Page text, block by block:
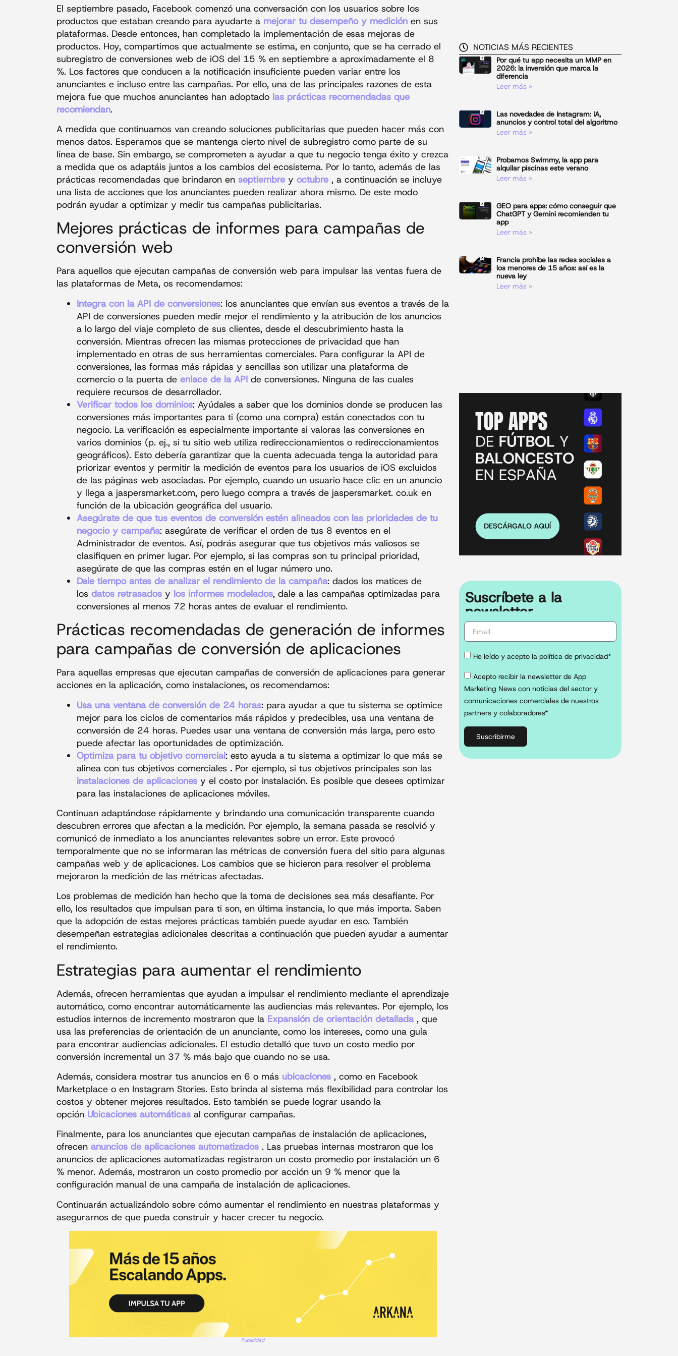
El septiembre pasado, Facebook comenzó una conversación con los usuarios sobre los
productos que estaban creando para ayudarte a mejorar tu desempeño y medición en sus
plataformas. Desde entonces, han completado la implementación de esas mejoras de
productos. Hoy, compartimos que actualmente se estima, en conjunto, que se ha cerrado el
subregistro de conversiones web de iOS del 15 % en septiembre a aproximadamente el 8
%. Los factores que conducen a la notificación insuficiente pueden variar entre los
anunciantes e incluso entre las campañas. Por ello, una de las principales razones de esta
mejora fue que muchos anunciantes han adoptado las prácticas recomendadas que
recomiendan.
A medida que continuamos van creando soluciones publicitarias que pueden hacer más con
menos datos. Esperamos que se mantenga cierto nivel de subregistro como parte de su
línea de base. Sin embargo, se comprometen a ayudar a que tu negocio tenga éxito y crezca
a medida que os adaptáis juntos a los cambios del ecosistema. Por lo tanto, además de las
prácticas recomendadas que brindaron en septiembre y octubre , a continuación se incluye
una lista de acciones que los anunciantes pueden realizar ahora mismo. De este modo
podrán ayudar a optimizar y medir tus campañas publicitarias.
Mejores prácticas de informes para campañas de
conversión web
Para aquellos que ejecutan campañas de conversión web para impulsar las ventas fuera de
las plataformas de Meta, os recomendamos:
Integra con la API de conversiones: los anunciantes que envían sus eventos a través de la
API de conversiones pueden medir mejor el rendimiento y la atribución de los anuncios
a lo largo del viaje completo de sus clientes, desde el descubrimiento hasta la
conversión. Mientras ofrecen las mismas protecciones de privacidad que han
implementado en otras de sus herramientas comerciales. Para configurar la API de
conversiones, las formas más rápidas y sencillas son utilizar una plataforma de
comercio o la puerta de enlace de la API de conversiones. Ninguna de las cuales
requiere recursos de desarrollador.
Verificar todos los dominios: Ayúdales a saber que los dominios donde se producen las
conversiones más importantes para ti (como una compra) están conectados con tu
negocio. La verificación es especialmente importante si valoras las conversiones en
varios dominios (p. ej., si tu sitio web utiliza redireccionamientos o redireccionamientos
geográficos). Esto debería garantizar que la cuenta adecuada tenga la autoridad para
priorizar eventos y permitir la medición de eventos para los usuarios de iOS excluidos
de las páginas web asociadas. Por ejemplo, cuando un usuario hace clic en un anuncio
y llega a jaspersmarket.com, pero luego compra a través de jaspersmarket. co.uk en
función de la ubicación geográfica del usuario.
Asegúrate de que tus eventos de conversión estén alineados con las prioridades de tu
negocio y campaña: asegúrate de verificar el orden de tus 8 eventos en el
Administrador de eventos. Así, podrás asegurar que tus objetivos más valiosos se
clasifiquen en primer lugar. Por ejemplo, si las compras son tu principal prioridad,
asegúrate de que las compras estén en el lugar número uno.
Dale tiempo antes de analizar el rendimiento de la campaña: dados los matices de
los datos retrasados y los informes modelados, dale a las campañas optimizadas para
conversiones al menos 72 horas antes de evaluar el rendimiento.
Prácticas recomendadas de generación de informes
para campañas de conversión de aplicaciones
Para aquellas empresas que ejecutan campañas de conversión de aplicaciones para generar
acciones en la aplicación, como instalaciones, os recomendamos:
Usa una ventana de conversión de 24 horas: para ayudar a que tu sistema se optimice
mejor para los ciclos de comentarios más rápidos y predecibles, usa una ventana de
conversión de 24 horas. Puedes usar una ventana de conversión más larga, pero esto
puede afectar las oportunidades de optimización.
Optimiza para tu objetivo comercial: esto ayuda a tu sistema a optimizar lo que más se
alinea con tus objetivos comerciales . Por ejemplo, si tus objetivos principales son las
instalaciones de aplicaciones y el costo por instalación. Es posible que desees optimizar
para las instalaciones de aplicaciones móviles.
Continuan adaptándose rápidamente y brindando una comunicación transparente cuando
descubren errores que afectan a la medición. Por ejemplo, la semana pasada se resolvió y
comunicó de inmediato a los anunciantes relevantes sobre un error. Este provocó
temporalmente que no se informaran las métricas de conversión fuera del sitio para algunas
campañas web y de aplicaciones. Los cambios que se hicieron para resolver el problema
mejoraron la medición de las métricas afectadas.
Los problemas de medición han hecho que la toma de decisiones sea más desafiante. Por
ello, los resultados que impulsan para ti son, en última instancia, lo que más importa. Saben
que la adopción de estas mejores prácticas también puede ayudar en eso. También
desempeñan estrategias adicionales descritas a continuación que pueden ayudar a aumentar
el rendimiento.
Estrategias para aumentar el rendimiento
Además, ofrecen herramientas que ayudan a impulsar el rendimiento mediante el aprendizaje
automático, como encontrar automáticamente las audiencias más relevantes. Por ejemplo, los
estudios internos de incremento mostraron que la Expansión de orientación detallada , que
usa las preferencias de orientación de un anunciante, como los intereses, como una guía
para encontrar audiencias adicionales. El estudio detalló que tuvo un costo medio por
conversión incremental un 37 % más bajo que cuando no se usa.
Además, considera mostrar tus anuncios en 6 o más ubicaciones , como en Facebook
Marketplace o en Instagram Stories. Esto brinda al sistema más flexibilidad para controlar los
costos y obtener mejores resultados. Esto también se puede lograr usando la
opción Ubicaciones automáticas al configurar campañas.
Finalmente, para los anunciantes que ejecutan campañas de instalación de aplicaciones,
ofrecen anuncios de aplicaciones automatizados . Las pruebas internas mostraron que los
anuncios de aplicaciones automatizadas registraron un costo promedio por instalación un 6
% menor. Además, mostraron un costo promedio por acción un 9 % menor que la
configuración manual de una campaña de instalación de aplicaciones.
Continuarán actualizándolo sobre cómo aumentar el rendimiento en nuestras plataformas y
asegurarnos de que pueda construir y hacer crecer tu negocio.
Publicidad
NOTICIAS MÁS RECIENTES
Por qué tu app necesita un MMP en
2026: la inversión que marca la
diferencia
Leer más »
Las novedades de Instagram: IA,
anuncios y control total del algoritmo
Leer más »
Probamos Swimmy, la app para
alquilar piscinas este verano
Leer más »
GEO para apps: cómo conseguir que
ChatGPT y Gemini recomienden tu
app
Leer más »
Francia prohíbe las redes sociales a
los menores de 15 años: así es la
nueva ley
Leer más »
Suscríbete a la
newsletter
He leído y acepto la política de privacidad*
Acepto recibir la newsletter de App
Marketing News con noticias del sector y
comunicaciones comerciales de nuestros
partners y colaboradores*
Suscribirme